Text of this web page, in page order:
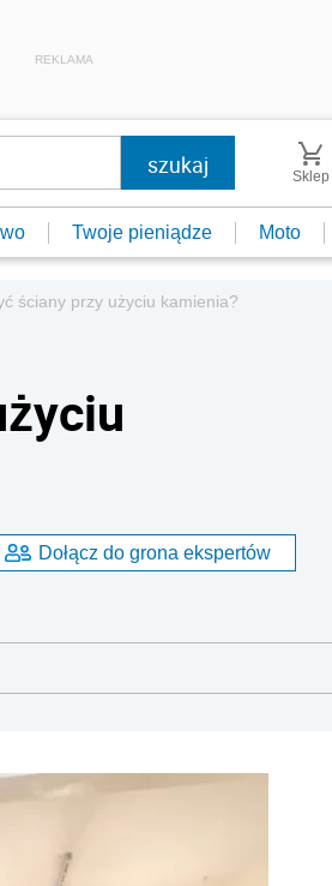
REKLAMA
Sklep
Twoje pieniądze Moto
ściany przy użyciu kamienia?
Dołącz do grona ekspertów